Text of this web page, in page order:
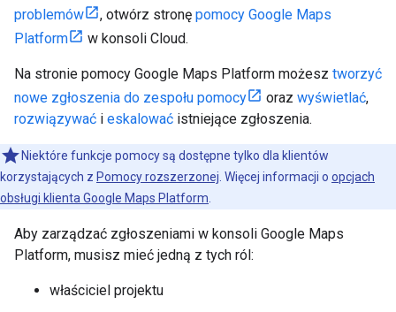
problemów
, otwórz stronę pomocy Google Maps
Platform
w konsoli Cloud.
Na stronie pomocy Google Maps Platform możesz tworzyć
nowe zgłoszenia do zespołu pomocy
oraz wyświetlać,
rozwiązywać i eskalować istniejące zgłoszenia.
Niektóre funkcje pomocy są dostępne tylko dla klientów
korzystających z Pomocy rozszerzonej . Więcej informacji o opcjach
obsługi klienta Google Maps Platform
Aby zarządzać zgłoszeniami w konsoli Google Maps
Platform, musisz mieć jedną z tych ról:
właściciel projektu